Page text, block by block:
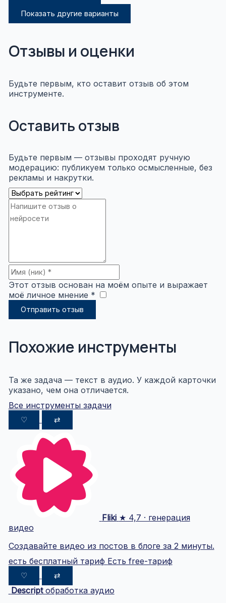
Показать другие варианты
Отзывы и оценки
Будьте первым, кто оставит отзыв об этом
инструменте.
Оставить отзыв
Будьте первым — отзывы проходят ручную
модерацию: публикуем только осмысленные, без
рекламы и накрутки.
Этот отзыв основан на моём опыте и выражает
моё личное мнение *
Отправить отзыв
Похожие инструменты
Та же задача — текст в аудио. У каждой карточки
указано, чем она отличается.
Все инструменты задачи
♡ ⇄
Fliki ★ 4,7 · генерация
видео
Создавайте видео из постов в блоге за 2 минуты.
есть бесплатный тариф Есть free-тариф
♡ ⇄
Descript обработка аудио